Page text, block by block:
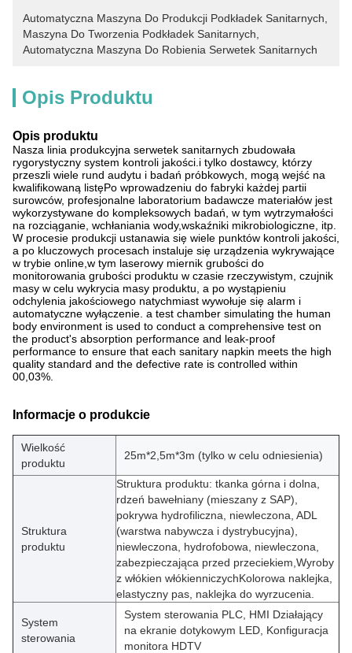
Automatyczna Maszyna Do Produkcji Podkładek Sanitarnych
Maszyna Do Tworzenia Podkładek Sanitarnych
Automatyczna Maszyna Do Robienia Serwetek Sanitarnych
Opis Produktu
Opis produktu
Nasza linia produkcyjna serwetek sanitarnych zbudowała
rygorystyczny system kontroli jakości.i tylko dostawcy, którzy
przeszli wiele rund audytu i badań próbkowych, mogą wejść na
kwalifikowaną listęPo wprowadzeniu do fabryki każdej partii
surowców, profesjonalne laboratorium badawcze materiałów jest
wykorzystywane do kompleksowych badań, w tym wytrzymałości
na rozciąganie, wchłaniania wody,wskaźniki mikrobiologiczne, itp.
W procesie produkcji ustanawia się wiele punktów kontroli jakości,
a po kluczowych procesach instaluje się urządzenia wykrywające
w trybie online,w tym laserowy miernik grubości do
monitorowania grubości produktu w czasie rzeczywistym, czujnik
masy w celu wykrycia masy produktu, a po wystąpieniu
odchylenia jakościowego natychmiast wywołuje się alarm i
automatyczne wyłączenie. a test chamber simulating the human
body environment is used to conduct a comprehensive test on
the product's absorption performance and leak-proof
performance to ensure that each sanitary napkin meets the high
quality standard and the defective rate is controlled within
00,03%.
Informacje o produkcie
Wielkość
produktu
25m*2,5m*3m (tylko w celu odniesienia)
Struktura
produktu
Struktura produktu: tkanka górna i dolna,
rdzeń bawełniany (mieszany z SAP),
pokrywa hydrofiliczna, niewleczona, ADL
(warstwa nabywcza i dystrybucyjna),
niewleczona, hydrofobowa, niewleczona,
zabezpieczająca przed przeciekiem,Wyroby
z włókien włókienniczychKolorowa naklejka,
elastyczny pas, naklejka do wyrzucenia.
System
sterowania
System sterowania PLC, HMI Działający
na ekranie dotykowym LED, Konfiguracja
monitora HDTV